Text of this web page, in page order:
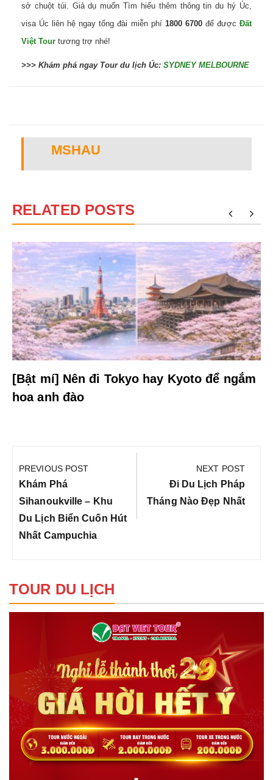
sở chuột túi. Giả dụ muốn Tìm hiểu thêm thông tin du hý Úc,
visa Úc liên hệ ngay tổng đài miễn phí 1800 6700 để được Đất
Việt Tour tương trợ nhé!
>>> Khám phá ngay Tour du lịch Úc: SYDNEY MELBOURNE
MSHAU
RELATED POSTS
[Bật mí] Nên đi Tokyo hay Kyoto để ngắm
hoa anh đào
hướng
bài
viết
PREVIOUS POST
Previous
Post:
Khám Phá
Sihanoukville – Khu
Du Lịch Biển Cuốn Hút
Nhất Campuchia
NEXT POST
Next
Post:
Đi Du Lịch Pháp
Tháng Nào Đẹp Nhất
TOUR DU LỊCH